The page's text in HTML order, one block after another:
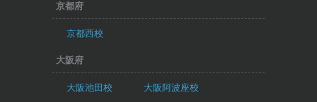
京都府
京都西校
大阪府
大阪池田校 大阪阿波座校